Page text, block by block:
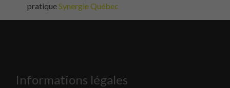
pratiqueSynergie Québec
Informations légales